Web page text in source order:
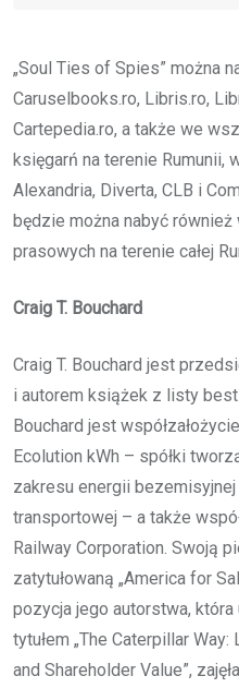
„Soul Ties of Spies” można
Caruselbooks.ro, Libris.ro,
Cartepedia.ro, a także we
księgarń na terenie Rumunii,
Alexandria, Diverta, CLB i
będzie można nabyć
prasowych na terenie całej
Craig T. Bouchard
Craig T. Bouchard jest
i autorem książek z listy
Bouchard jest
Ecolution kWh – spółki
zakresu energii
transportowej – a także
Railway Corporation. Swoją
zatytułowaną „America for
pozycja jego autorstwa, która
tytułem „The Caterpillar
and Shareholder Value”,